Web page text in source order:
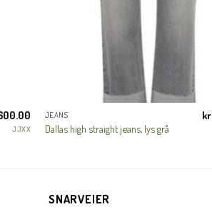
JJXX
JEANS
Dallas high straight jeans, lys grå
kr
SNARVEIER
eksklusive fordeler rett i lomma.
MIN RABATTKODE!